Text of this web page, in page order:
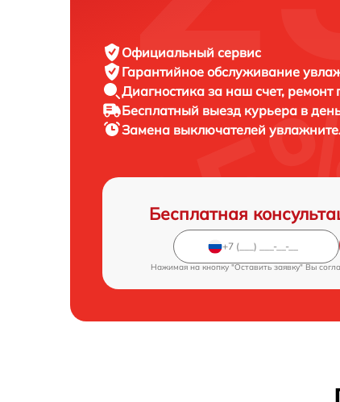
Официальный сервис
Гарантийное обслуживание
Диагностика за наш счет, ремонт
Бесплатный выезд курьера в
Замена выключателей
Бесплатная
Нажимая на кнопку "Оставить заявку" Вы